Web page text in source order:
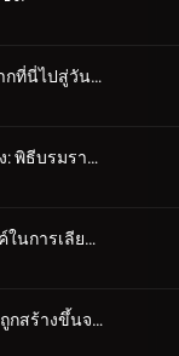
ตอนที่ 17 เตะมันจากที่นี่ไปสู่วันพรุ่งนี้!
ตอนที่ 18 ปลายทาง: พิธีบรมราชาภิเษก!
ตอนที่ 19 พรสวรรค์ในการเลียนแบบ!
ตอนที่ 20 ความฝันถูกสร้างขึ้นจากสิ่งเหล่านี้!